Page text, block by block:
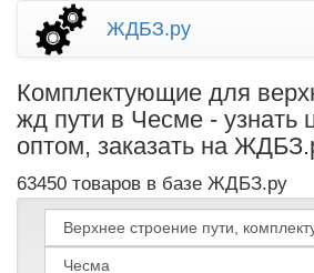
ЖДБЗ.ру
Комплектующие для
жд пути в Чесме - узнать
оптом, заказать на
63450 товаров в базе ЖДБЗ.ру